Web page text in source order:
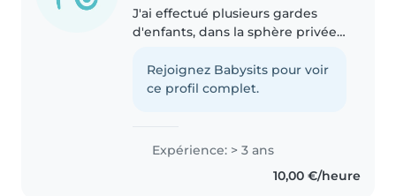
J'ai effectué plusieurs gardes
d'enfants, dans la sphère privée
Certains enfants allait de 8 mois
à 6 ans. Aujourd'hui, sur conseils
Rejoignez Babysits pour voir
ce profil complet.
Expérience: > 3 ans
10,00 €/heure